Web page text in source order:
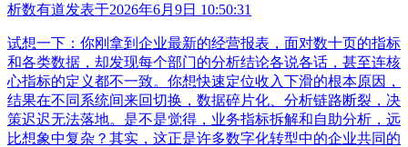
析数有道发表于2026年6月9日 10:50:31
试想一下：你刚拿到企业最新的经营报表，面对数十页的指标
和各类数据，却发现每个部门的分析结论各说各话，甚至连核
心指标的定义都不一致。你想快速定位收入下滑的根本原因，
结果在不同系统间来回切换，数据碎片化、分析链路断裂，决
策迟迟无法落地。是不是觉得，业务指标拆解和自助分析，远
比想象中复杂？其实，这正是许多数字化转型中的企业共同的